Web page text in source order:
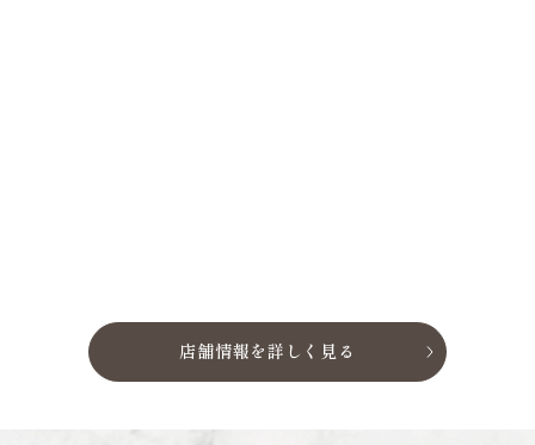
店舗情報を詳しく見る